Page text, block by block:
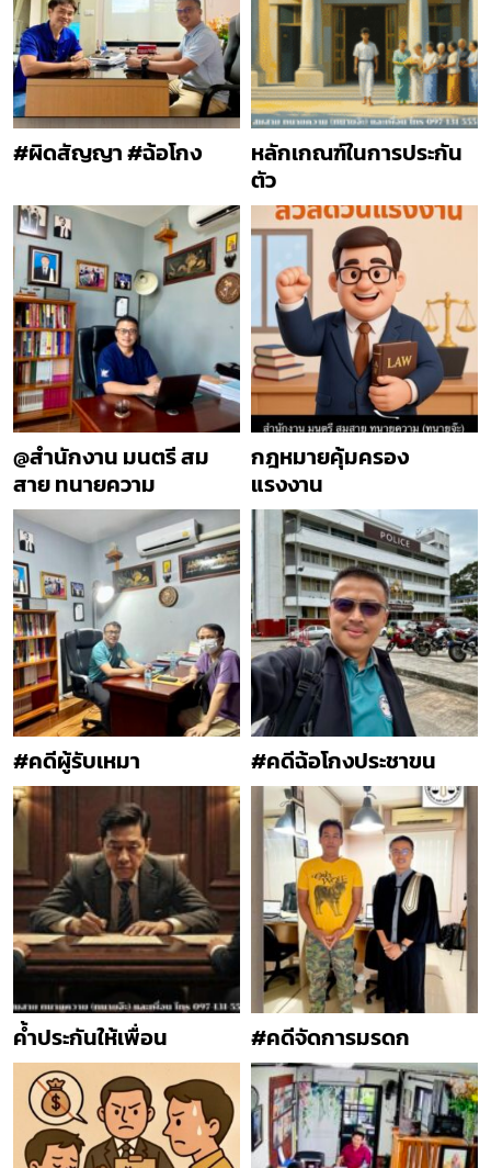
#ผิดสัญญา #ฉ้อโกง
หลักเกณฑ์ในการประกัน
ตัว
@สำนักงาน มนตรี สม
สาย ทนายความ
กฎหมายคุ้มครอง
แรงงาน
#คดีผู้รับเหมา #คดีฉ้อโกงประชาขน
ค้ำประกันให้เพื่อน #คดีจัดการมรดก